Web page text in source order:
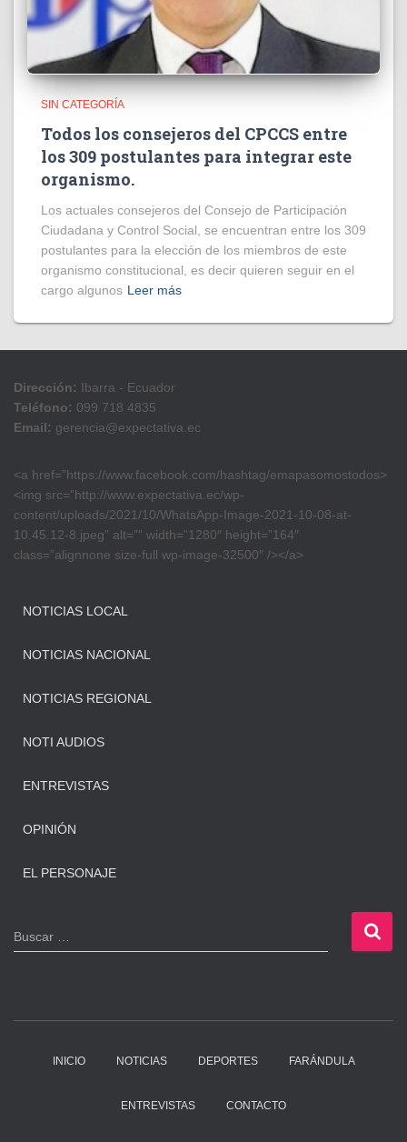
SIN CATEGORÍA
Todos los consejeros del CPCCS entre
los 309 postulantes para integrar este
organismo.
Los actuales consejeros del Consejo de Participación
Ciudadana y Control Social, se encuentran entre los 309
postulantes para la elección de los miembros de este
organismo constitucional, es decir quieren seguir en el
cargo algunos Leer más
Dirección: Ibarra - Ecuador
Teléfono: 099 718 4835
Email: gerencia@expectativa.ec
<a href=”https://www.facebook.com/hashtag/emapasomostodos>
<img src=”http://www.expectativa.ec/wp-
content/uploads/2021/10/WhatsApp-Image-2021-10-08-at-
10.45.12-8.jpeg” alt=”” width=”1280″ height=”164″
class=”alignnone size-full wp-image-32500″ /></a>
NOTICIAS LOCAL
NOTICIAS NACIONAL
NOTICIAS REGIONAL
NOTI AUDIOS
ENTREVISTAS
OPINIÓN
EL PERSONAJE
B
u
Buscar …
INICIO NOTICIAS DEPORTES FARÁNDULA
ENTREVISTAS CONTACTO